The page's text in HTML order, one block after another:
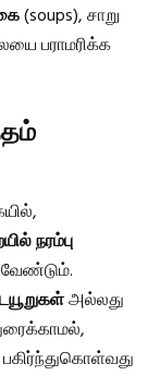
(soups), சாறு
பராமரிக்க
நரம்பு
வேண்டும்.
அல்லது